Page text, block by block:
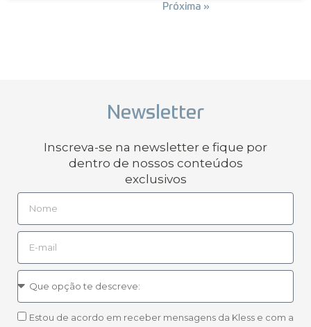
Próxima »
Newsletter
Inscreva-se na newsletter e fique por
dentro de nossos conteúdos
exclusivos
Estou de acordo em receber mensagens da Kless e com a